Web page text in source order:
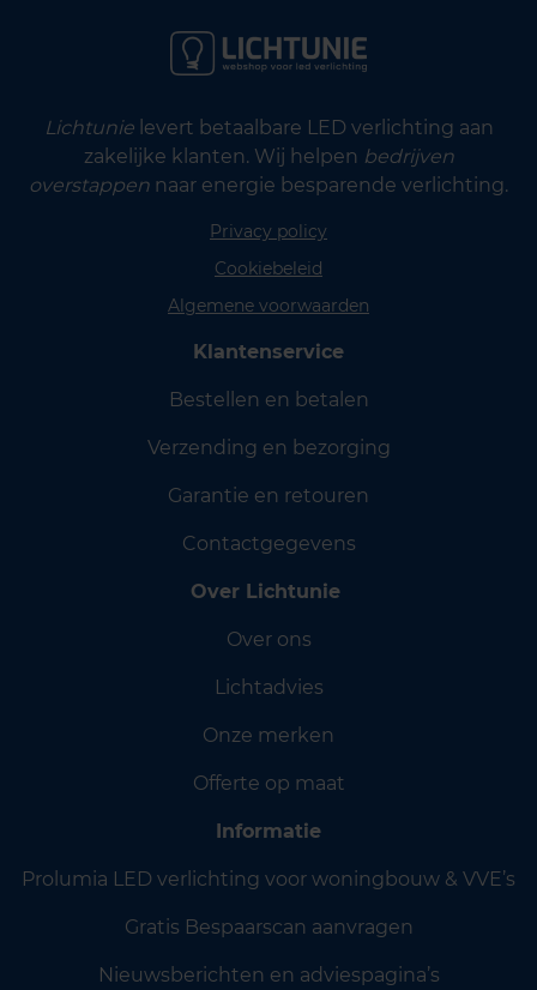
Lichtunielevert betaalbare LED verlichting aan
zakelijke klanten. Wij helpen bedrijven
overstappen naar energie besparende verlichting.
Privacy policy
Cookiebeleid
Algemene voorwaarden
Klantenservice
Bestellen en betalen
Verzending en bezorging
Garantie en retouren
Contactgegevens
Over Lichtunie
Over ons
Lichtadvies
Onze merken
Offerte op maat
Informatie
Prolumia LED verlichting voor woningbouw & VVE’s
Gratis Bespaarscan aanvragen
Nieuwsberichten en adviespagina’s